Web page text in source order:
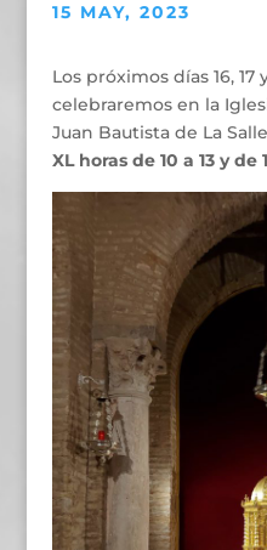
15 MAY, 2023
Los próximos días 16, 17
celebraremos en la
Juan Bautista de La
XL horas de 10 a 13 y de